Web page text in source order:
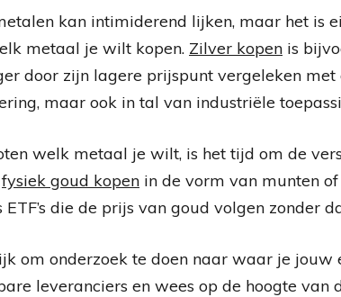
kan intimiderend lijken, maar het is
metaal je wilt kopen. Zilver kopen is
door zijn lagere prijspunt vergeleken
maar ook in tal van industriële
welk metaal je wilt, is het tijd om de
fysiek goud kopen in de vorm van munten
die de prijs van goud volgen zonder
om onderzoek te doen naar waar je jouw
leveranciers en wees op de hoogte